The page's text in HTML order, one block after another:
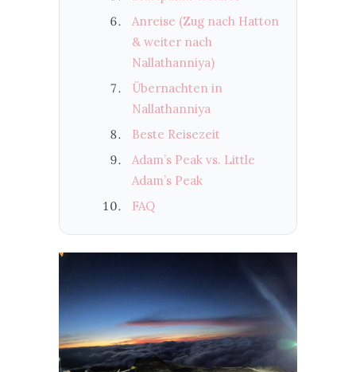
Anreise (Zug nach Hatton
& weiter nach
Nallathanniya)
Übernachten in
Nallathanniya
Beste Reisezeit
Adam’s Peak vs. Little
Adam’s Peak
FAQ